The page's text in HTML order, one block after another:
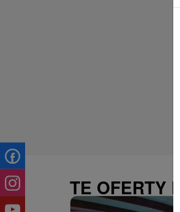
TE OFERTY